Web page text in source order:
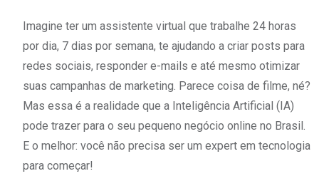
Imagine ter um assistente virtual que trabalhe 24 horas
por dia, 7 dias por semana, te ajudando a criar posts para
redes sociais, responder e-mails e até mesmo otimizar
suas campanhas de marketing. Parece coisa de filme, né?
Mas essa é a realidade que a Inteligência Artificial (IA)
pode trazer para o seu pequeno negócio online no Brasil.
E o melhor: você não precisa ser um expert em tecnologia
para começar!